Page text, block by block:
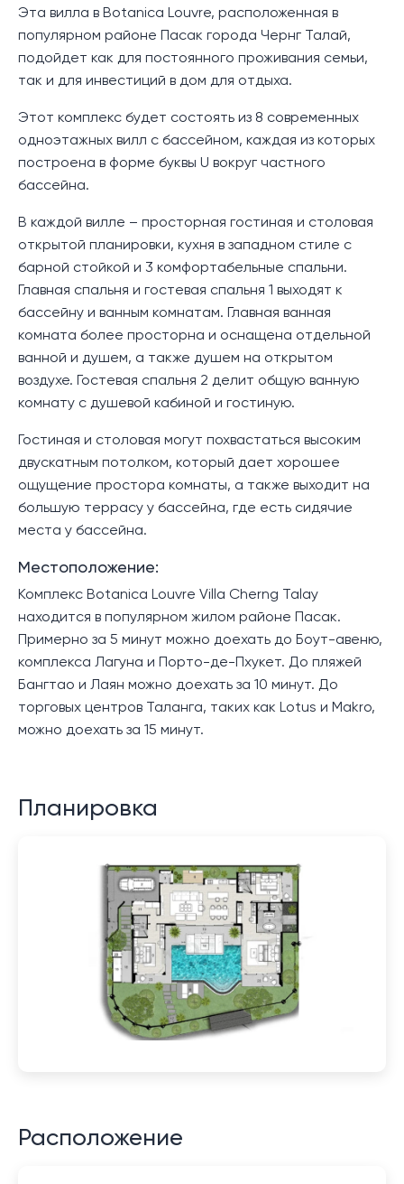
Эта вилла в Botanica Louvre, расположенная в
популярном районе Пасак города Чернг Талай,
подойдет как для постоянного проживания семьи,
так и для инвестиций в дом для отдыха.
Этот комплекс будет состоять из 8 современных
одноэтажных вилл с бассейном, каждая из которых
построена в форме буквы U вокруг частного
бассейна.
В каждой вилле – просторная гостиная и столовая
открытой планировки, кухня в западном стиле с
барной стойкой и 3 комфортабельные спальни.
Главная спальня и гостевая спальня 1 выходят к
бассейну и ванным комнатам. Главная ванная
комната более просторна и оснащена отдельной
ванной и душем, а также душем на открытом
воздухе. Гостевая спальня 2 делит общую ванную
комнату с душевой кабиной и гостиную.
Гостиная и столовая могут похвастаться высоким
двускатным потолком, который дает хорошее
ощущение простора комнаты, а также выходит на
большую террасу у бассейна, где есть сидячие
места у бассейна.
Местоположение:
Комплекс Botanica Louvre Villa Cherng Talay
находится в популярном жилом районе Пасак.
Примерно за 5 минут можно доехать до Боут-авеню,
комплекса Лагуна и Порто-де-Пхукет. До пляжей
Бангтао и Лаян можно доехать за 10 минут. До
торговых центров Таланга, таких как Lotus и Makro,
можно доехать за 15 минут.
Планировка
Расположение